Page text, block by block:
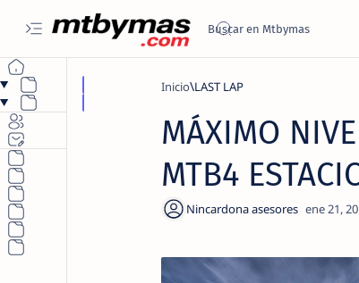
Inicio LAST LAP
MÁXIMO
MTB4